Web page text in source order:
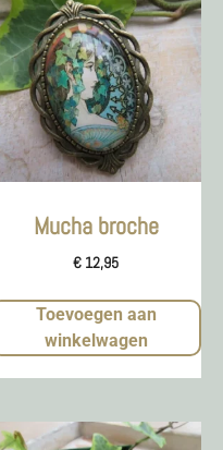
Mucha broche
€ 12,95
Toevoegen aan
winkelwagen